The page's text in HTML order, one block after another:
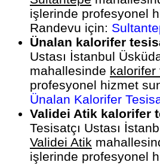
işlerinde profesyonel
Randevu için:
Ünalan kalorifer
Ustası İstanbul
mahallesinde kalorifer
profesyonel hizmet
Ünalan Kalorifer
Validei Atik kalorifer
Tesisatçı Ustası
Validei Atik
işlerinde profesyonel